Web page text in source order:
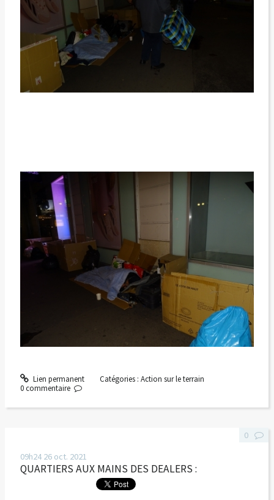
Lien permanent Catégories : Action sur le terrain
0 commentaire
09h24 26 oct. 2021
QUARTIERS AUX MAINS DES DEALERS :
0